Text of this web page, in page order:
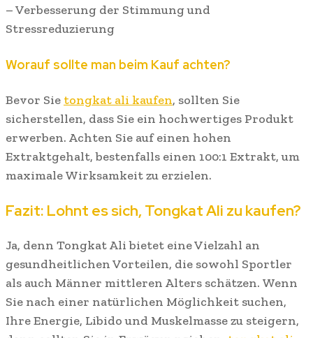
– Verbesserung der Stimmung und
Stressreduzierung
Worauf sollte man beim Kauf achten?
Bevor Sie tongkat ali kaufen, sollten Sie
sicherstellen, dass Sie ein hochwertiges Produkt
erwerben. Achten Sie auf einen hohen
Extraktgehalt, bestenfalls einen 100:1 Extrakt, um
maximale Wirksamkeit zu erzielen.
Fazit: Lohnt es sich, Tongkat Ali zu kaufen?
Ja, denn Tongkat Ali bietet eine Vielzahl an
gesundheitlichen Vorteilen, die sowohl Sportler
als auch Männer mittleren Alters schätzen. Wenn
Sie nach einer natürlichen Möglichkeit suchen,
Ihre Energie, Libido und Muskelmasse zu steigern,